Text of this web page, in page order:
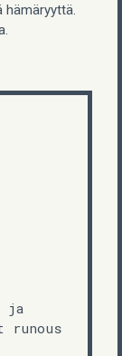
hämäryyttä.
ja
runous